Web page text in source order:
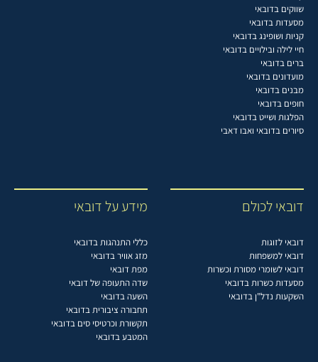
שווקים בדובאי
מסעדות בדובאי
קניות ושופינג בדובאי
חיי לילה ובילויים בדובאי
ברים בדובאי
מועדונים בדובאי
מבנים בדובאי
חופים בדובאי
הפלגות ושייט בדובאי
סיורים בדובאי ואבו דאבי
דובאי לכולם
דובאי לזוגות
דובאי למשפחות
דובאי לשומרי מסורת וכשרות
מסעדות כשרות בדובאי
השקעות נדל"ן בדובאי
מידע על דובאי
כללי התנהגות בדובאי
מזג אוויר בדובאי
מפת דובאי
שדה התעופה של דובאי
השעה בדובאי
תחבורה ציבורית בדובאי
תקשורת וכרטיסי סים בדובאי
המטבע בדובאי